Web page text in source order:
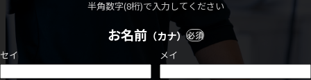
半角数字(8桁)で入力してください
お名前（カナ）必須
セイ メイ